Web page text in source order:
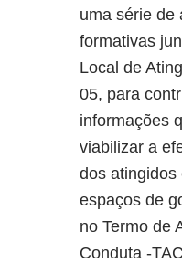
uma série de
formativas
Local de
05, para
informações
viabilizar a
dos atingidos
espaços de
no Termo de
Conduta -